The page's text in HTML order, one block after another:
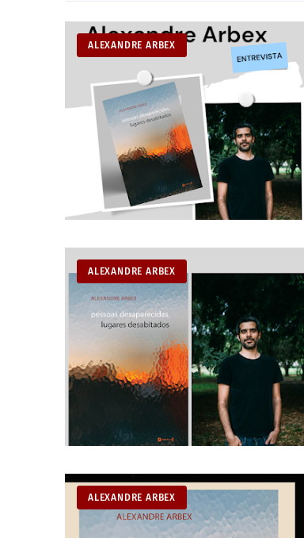
ALEXANDRE ARBEX
ALEXANDRE ARBEX
ALEXANDRE ARBEX